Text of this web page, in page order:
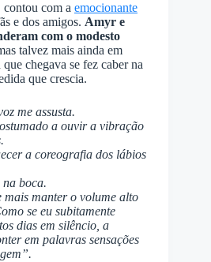
com a emocionante
e dos amigos. Amyr e
com o modesto
talvez mais ainda em
chegava se fez caber na
que crescia.
me assusta.
a ouvir a vibração
a coreografia dos lábios
boca.
mais manter o volume alto
se eu subitamente
dias em silêncio, a
em palavras sensações